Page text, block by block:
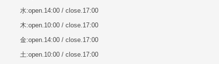
水:open.14:00 / close.17:00
木:open.10:00 / close.17:00
金:open.14:00 / close.17:00
土:open.10:00 / close.17:00